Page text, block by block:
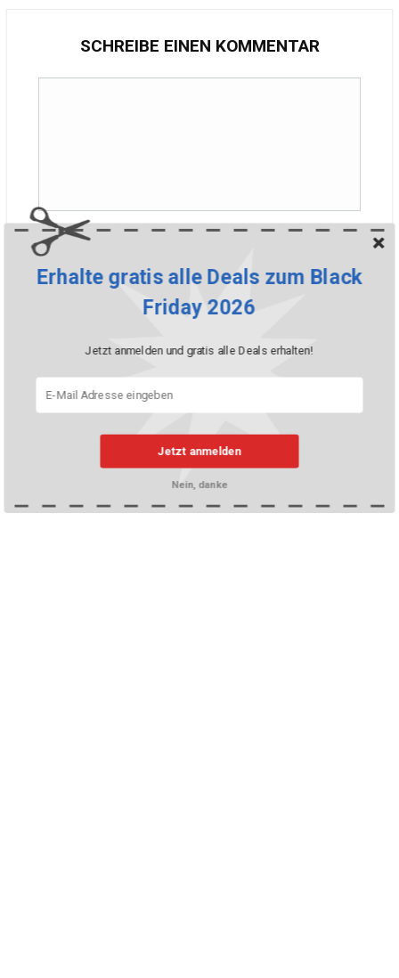
SCHREIBE EINEN KOMMENTAR
Jetzt anmelden
Erhalte gratis alle Deals zum Black
Friday 2026
Jetzt anmelden und gratis alle Deals erhalten!
Nein, danke